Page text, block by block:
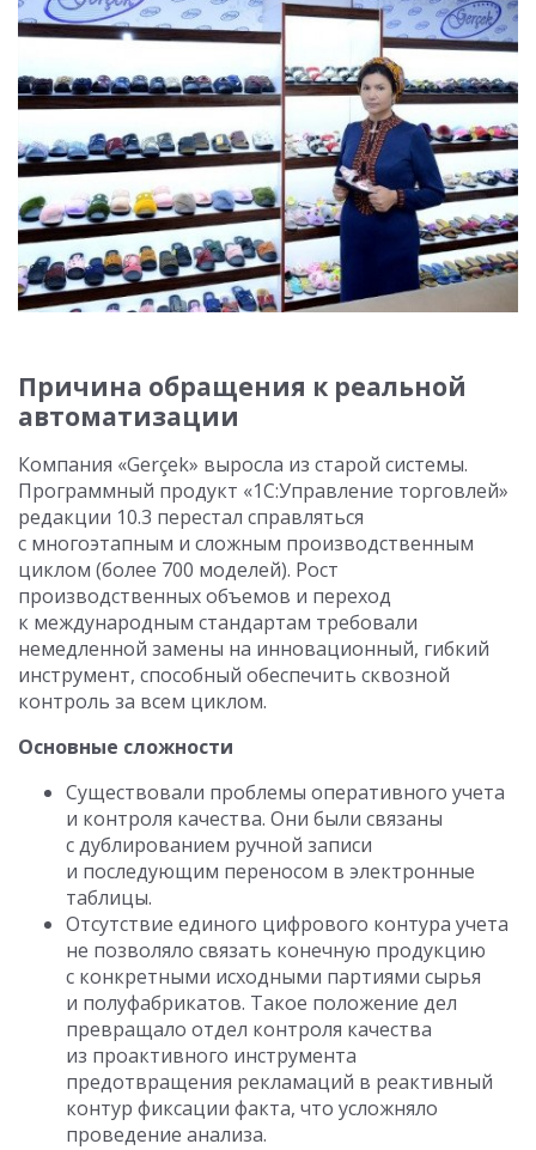
Причина обращения к реальной
автоматизации
Компания «Gerçek» выросла из старой системы.
Программный продукт «1С:Управление торговлей»
редакции 10.3 перестал справляться
с многоэтапным и сложным производственным
циклом (более 700 моделей). Рост
производственных объемов и переход
к международным стандартам требовали
немедленной замены на инновационный, гибкий
инструмент, способный обеспечить сквозной
контроль за всем циклом.
Основные сложности
Существовали проблемы оперативного учета
и контроля качества. Они были связаны
с дублированием ручной записи
и последующим переносом в электронные
таблицы.
Отсутствие единого цифрового контура учета
не позволяло связать конечную продукцию
с конкретными исходными партиями сырья
и полуфабрикатов. Такое положение дел
превращало отдел контроля качества
из проактивного инструмента
предотвращения рекламаций в реактивный
контур фиксации факта, что усложняло
проведение анализа.